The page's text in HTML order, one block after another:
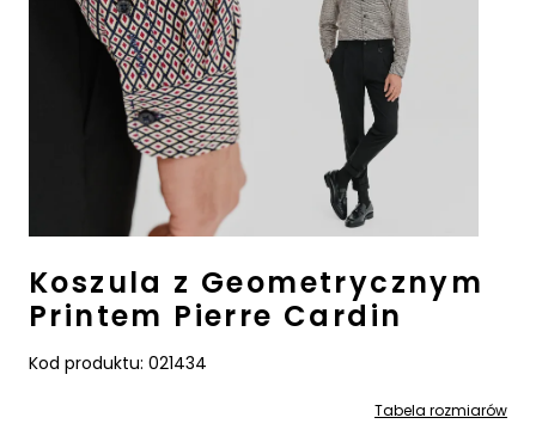
Koszula z Geometrycznym
Printem Pierre Cardin
Kod produktu: 021434
Tabela rozmiarów